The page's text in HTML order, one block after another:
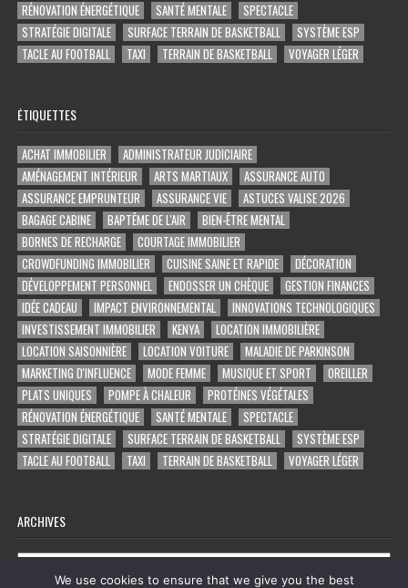
RÉNOVATION ÉNERGÉTIQUE
SANTÉ MENTALE
SPECTACLE
STRATÉGIE DIGITALE
SURFACE TERRAIN DE BASKETBALL
SYSTÈME ESP
TACLE AU FOOTBALL
TAXI TERRAIN DE BASKETBALL VOYAGER LÉGER
ÉTIQUETTES
ACHAT IMMOBILIER
ADMINISTRATEUR JUDICIAIRE
AMÉNAGEMENT INTÉRIEUR
ARTS MARTIAUX
ASSURANCE AUTO
ASSURANCE EMPRUNTEUR
ASSURANCE VIE
ASTUCES VALISE 2026
BAGAGE CABINE
BAPTÊME DE L'AIR
BIEN-ÊTRE MENTAL
BORNES DE RECHARGE
COURTAGE IMMOBILIER
CROWDFUNDING IMMOBILIER
CUISINE SAINE ET RAPIDE
DÉCORATION
DÉVELOPPEMENT PERSONNEL
ENDOSSER UN CHÈQUE
GESTION FINANCES
IDÉE CADEAU
IMPACT ENVIRONNEMENTAL
INNOVATIONS TECHNOLOGIQUES
INVESTISSEMENT IMMOBILIER
KENYA
LOCATION IMMOBILIÈRE
LOCATION SAISONNIÈRE
LOCATION VOITURE
MALADIE DE PARKINSON
MARKETING D'INFLUENCE
MODE FEMME MUSIQUE ET SPORT
OREILLER
PLATS UNIQUES
POMPE À CHALEUR
PROTÉINES VÉGÉTALES
RÉNOVATION ÉNERGÉTIQUE
SANTÉ MENTALE
SPECTACLE
STRATÉGIE DIGITALE
SURFACE TERRAIN DE BASKETBALL
SYSTÈME ESP
TACLE AU FOOTBALL
TAXI TERRAIN DE BASKETBALL VOYAGER LÉGER
ARCHIVES
Archives
We use cookies to ensure that we give you the best